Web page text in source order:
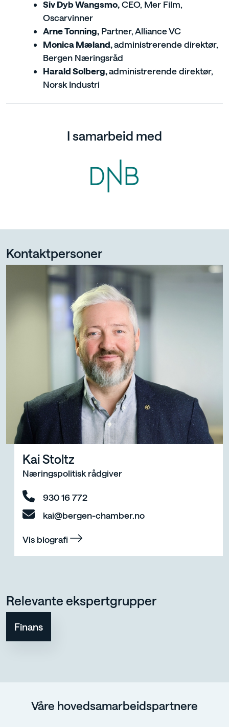
Siv Dyb Wangsmo, CEO, Mer Film,
Oscarvinner
Arne Tonning, Partner, Alliance VC
Monica Mæland, administrerende direktør,
Bergen Næringsråd
Harald Solberg, administrerende direktør,
Norsk Industri
I samarbeid med
Kontaktpersoner
Kai Stoltz
Næringspolitisk rådgiver
930 16 772
kai@bergen-chamber.no
Vis biografi
Relevante ekspertgrupper
Finans
Våre hovedsamarbeidspartnere